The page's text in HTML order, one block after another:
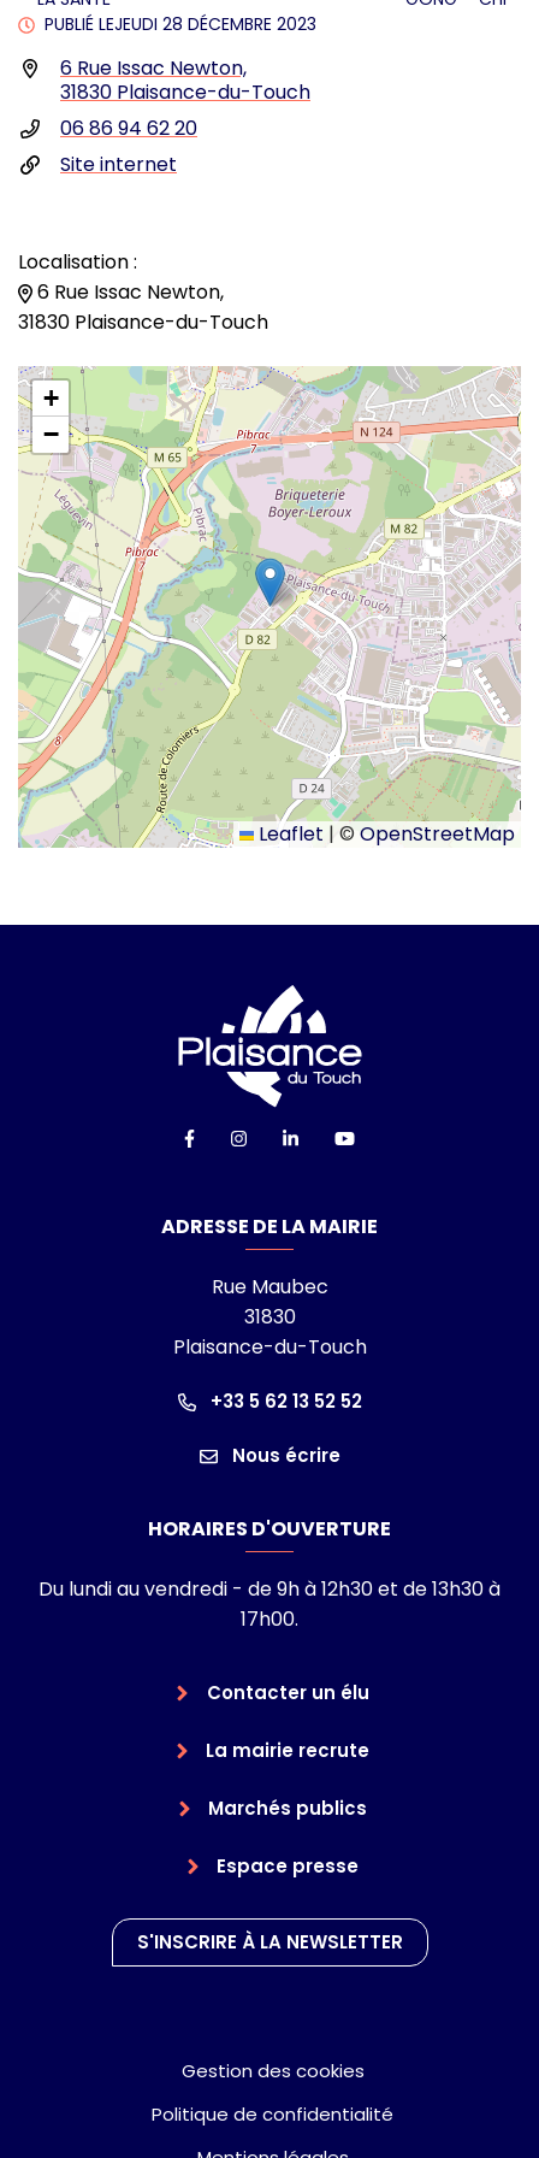
PUBLIÉ LEJEUDI 28 DÉCEMBRE 2023
Infos utiles
6 Rue Issac Newton,
31830 Plaisance-du-Touch
06 86 94 62 20
Site internet
Localisation :
6 Rue Issac Newton,
31830 Plaisance-du-Touch
+
−
Leaflet | © OpenStreetMap
Lien vers le compte Facebook
Lien vers le compte Instagram
Lien vers le compte
Lien vers la chaîne
ADRESSE DE LA MAIRIE
Rue Maubec
31830
Plaisance-du-Touch
+33 5 62 13 52 52
Nous écrire
HORAIRES D'OUVERTURE
Du lundi au vendredi - de 9h à 12h30 et de 13h30 à
17h00.
Contacter un élu
La mairie recrute
Marchés publics
Espace presse
S'INSCRIRE À LA NEWSLETTER
Gestion des cookies
Politique de confidentialité